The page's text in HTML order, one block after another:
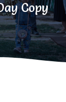
Copy